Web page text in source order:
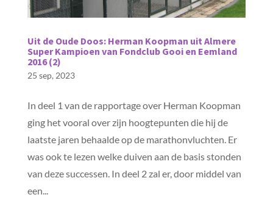
Uit de Oude Doos: Herman Koopman uit Almere
Super Kampioen van Fondclub Gooi en Eemland
2016 (2)
25 sep, 2023
In deel 1 van de rapportage over Herman Koopman
ging het vooral over zijn hoogtepunten die hij de
laatste jaren behaalde op de marathonvluchten. Er
was ook te lezen welke duiven aan de basis stonden
van deze successen. In deel 2 zal er, door middel van
een...